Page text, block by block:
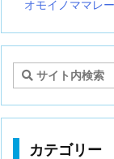
オモイノママレ
カテゴリー